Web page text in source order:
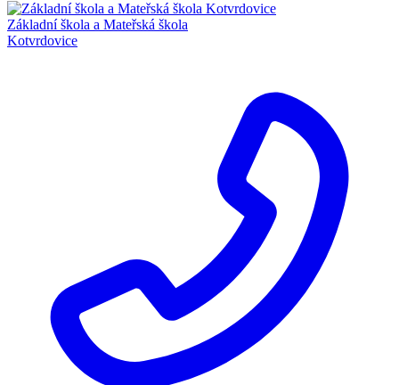
Základní škola a Mateřská škola
Kotvrdovice